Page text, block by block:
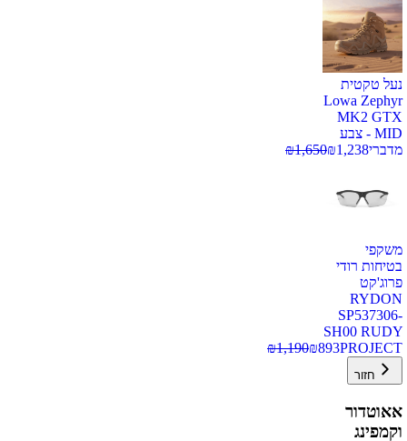
נעל טקטית
Lowa Zephyr
MK2 GTX
MID - צבע
מדברי
₪1,238
₪1,650
משקפי
בטיחות רודי
פרוג'קט
RYDON
SP537306-
SH00 RUDY
PROJECT
₪893
₪1,190
חזור
אאוטדור
וקמפינג